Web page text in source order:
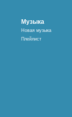
Музыка
Новая музыка
Плейлист